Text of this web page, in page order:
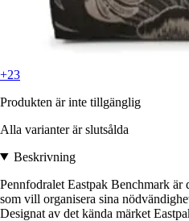
+23
Produkten är inte tillgänglig
Alla varianter är slutsålda
Beskrivning
Pennfodralet Eastpak Benchmark är
som vill organisera sina
Designat av det kända märket